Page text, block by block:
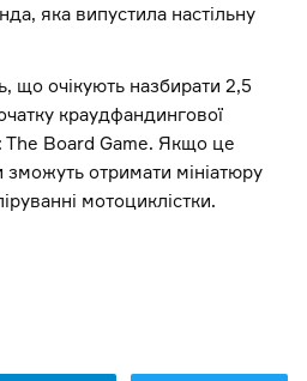
яка випустила настільну
що очікують назбирати 2,5
краудфандингової
The Board Game. Якщо це
зможуть отримати мініатюру
мотоциклістки.